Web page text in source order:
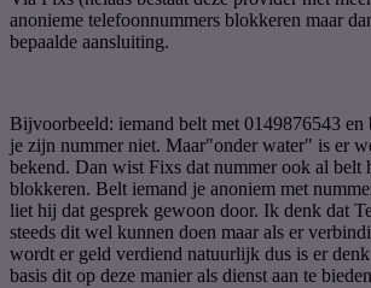
anonieme telefoonnummers blokkeren maar
bepaalde aansluiting.
Bijvoorbeeld: iemand belt met 0149876543 en
je zijn nummer niet. Maar"onder water" is er
bekend. Dan wist Fixs dat nummer ook al belt
blokkeren. Belt iemand je anoniem met
liet hij dat gesprek gewoon door. Ik denk dat
steeds dit wel kunnen doen maar als er
wordt er geld verdiend natuurlijk dus is er
basis dit op deze manier als dienst aan te